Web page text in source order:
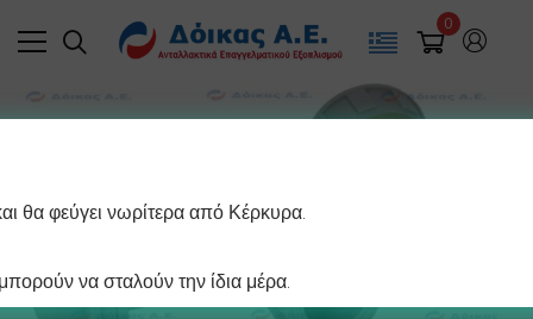
0
θα φεύγει νωρίτερα από Κέρκυρα.
να σταλούν την ίδια μέρα.